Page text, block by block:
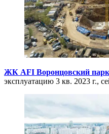
ЖК AFI Воронцовский парк
эксплуатацию 3 кв. 2023 г.,